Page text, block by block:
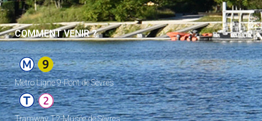
COMMENT VENIR ?
Metro Ligne 9-Pont de Sèvres
Tramway T2-Musée de Sèvres